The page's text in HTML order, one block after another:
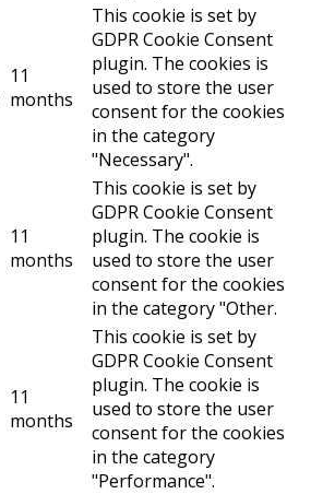
11
months
This cookie is set by
GDPR Cookie Consent
plugin. The cookies is
used to store the user
consent for the cookies
in the category
"Necessary".
11
months
This cookie is set by
GDPR Cookie Consent
plugin. The cookie is
used to store the user
consent for the cookies
in the category "Other.
11
months
This cookie is set by
GDPR Cookie Consent
plugin. The cookie is
used to store the user
consent for the cookies
in the category
"Performance".